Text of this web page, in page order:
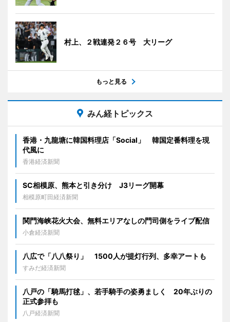
村上、２戦連発２６号 大リーグ
もっと見る
みん経トピックス
香港・九龍塘に韓国料理店「Social」 韓国定番料理を現
代風に
香港経済新聞
SC相模原、熊本と引き分け J3リーグ開幕
相模原町田経済新聞
関門海峡花火大会、無料エリアなしの門司側をライブ配信
小倉経済新聞
八広で「八八祭り」 1500人が提灯行列、多幸アートも
すみだ経済新聞
八戸の「騎馬打毬」、若手騎手の姿勇ましく 20年ぶりの
正式参拝も
八戸経済新聞